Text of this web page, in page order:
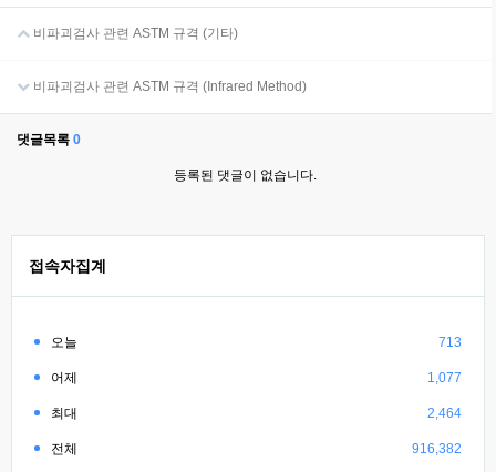
비파괴검사 관련 ASTM 규격 (기타)
비파괴검사 관련 ASTM 규격 (Infrared Method)
댓글목록 0
등록된 댓글이 없습니다.
접속자집계
오늘 713
어제 1,077
최대 2,464
전체 916,382